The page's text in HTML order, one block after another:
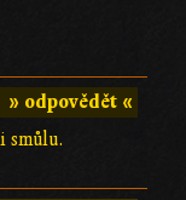
» odpovědět «
smůlu.